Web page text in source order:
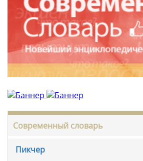
Современный словарь
Пикчер